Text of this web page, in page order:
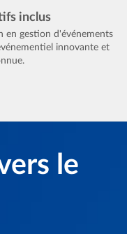
inclus
gestion d'événements
innovante et
le